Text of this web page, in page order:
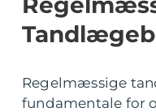
Regelmæssige
fundamentale for